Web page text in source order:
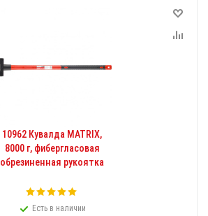
10962 Кувалда MATRIX,
8000 г, фибергласовая
обрезиненная рукоятка
Есть в наличии